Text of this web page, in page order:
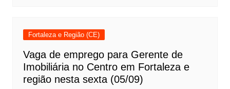
Fortaleza e Região (CE)
Vaga de emprego para Gerente de
Imobiliária no Centro em Fortaleza e
região nesta sexta (05/09)